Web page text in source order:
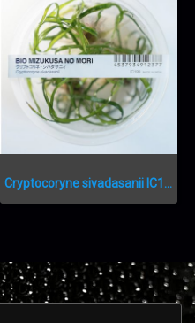
Cryptocoryne sivadasanii IC199